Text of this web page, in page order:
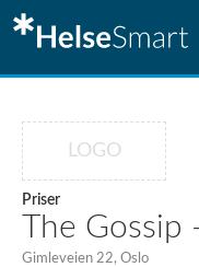
LOGO
Priser
The Gossip
Gimleveien 22, Oslo